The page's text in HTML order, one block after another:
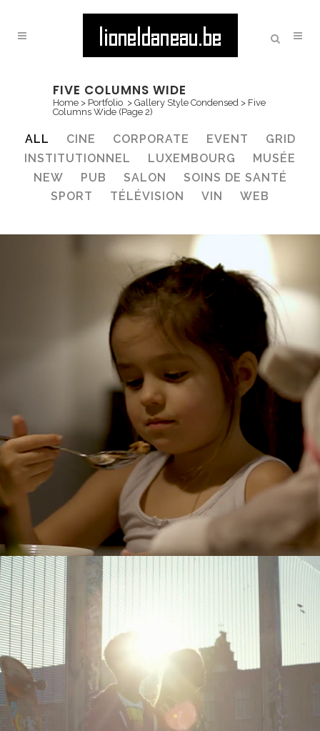
FIVE COLUMNS WIDE
Home > Portfolio > Gallery Style Condensed > Five
Columns Wide (Page 2)
ALL CINE CORPORATE EVENT
GRID
INSTITUTIONNEL
LUXEMBOURG
MUSÉE
NEW
PUB SALON
SOINS DE SANTÉ
SPORT
TÉLÉVISION VIN WEB